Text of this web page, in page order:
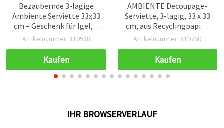
Bezaubernde 3-lagige
Ambiente Serviette 33x33
cm – Geschenk für Igel, 1
Stück – Perfekt für süße &
Bastel- und
Serviettentechnik-
Projekte
Artikelnummer: 810588
Kaufen
AMBIENTE Decoupage-
Serviette, 3-lagig, 33 x 33
cm, aus Recyclingpapier,
Weihnachts-Rotkehlchen
Artikelnummer: 819760
Kaufen
IHR BROWSERVERLAUF